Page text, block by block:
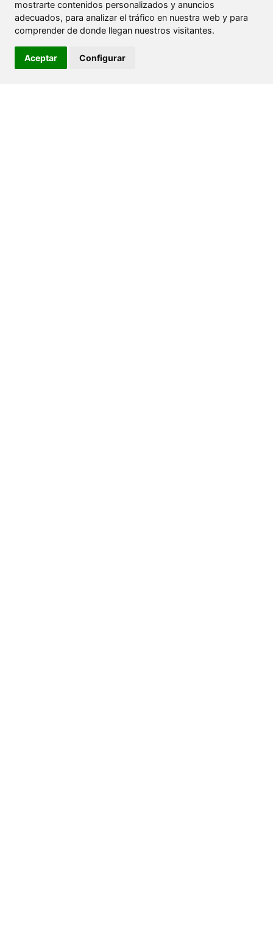
mostrarte contenidos personalizados y anuncios
adecuados, para analizar el tráfico en nuestra web y para
comprender de donde llegan nuestros visitantes.
Aceptar Configurar